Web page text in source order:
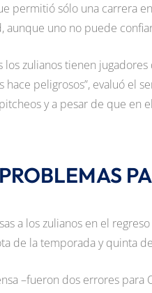
permitió sólo una carrera
uno no puede
los zulianos tienen
hace peligrosos”, evaluó el
y a pesar de que en
a los zulianos en el
de la temporada y quinta
–fueron dos errores